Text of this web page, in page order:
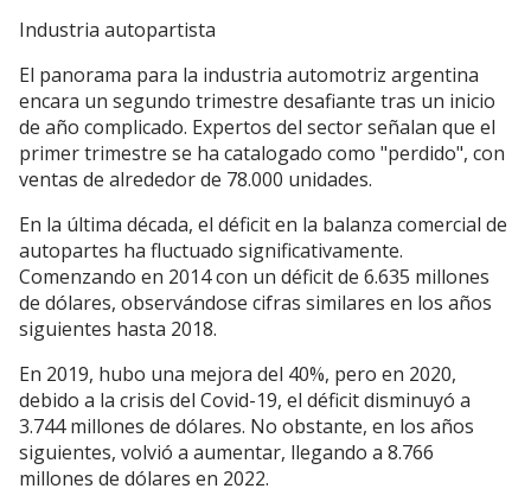
Industria autopartista
El panorama para la industria automotriz argentina
encara un segundo trimestre desafiante tras un inicio
de año complicado. Expertos del sector señalan que el
primer trimestre se ha catalogado como "perdido", con
ventas de alrededor de 78.000 unidades.
En la última década, el déficit en la balanza comercial de
autopartes ha fluctuado significativamente.
Comenzando en 2014 con un déficit de 6.635 millones
de dólares, observándose cifras similares en los años
siguientes hasta 2018.
En 2019, hubo una mejora del 40%, pero en 2020,
debido a la crisis del Covid-19, el déficit disminuyó a
3.744 millones de dólares. No obstante, en los años
siguientes, volvió a aumentar, llegando a 8.766
millones de dólares en 2022.